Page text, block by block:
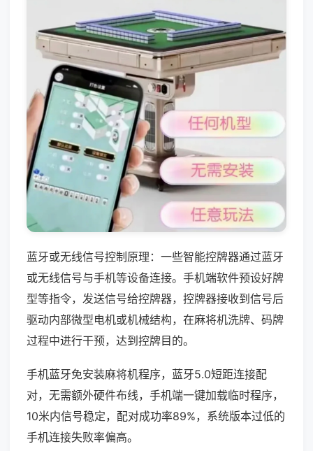
蓝牙或无线信号控制原理：一些智能控牌器通过蓝牙
或无线信号与手机等设备连接。手机端软件预设好牌
型等指令，发送信号给控牌器，控牌器接收到信号后
驱动内部微型电机或机械结构，在麻将机洗牌、码牌
过程中进行干预，达到控牌目的。
手机蓝牙免安装麻将机程序，蓝牙5.0短距连接配
对，无需额外硬件布线，手机端一键加载临时程序，
10米内信号稳定，配对成功率89%，系统版本过低的
手机连接失败率偏高。